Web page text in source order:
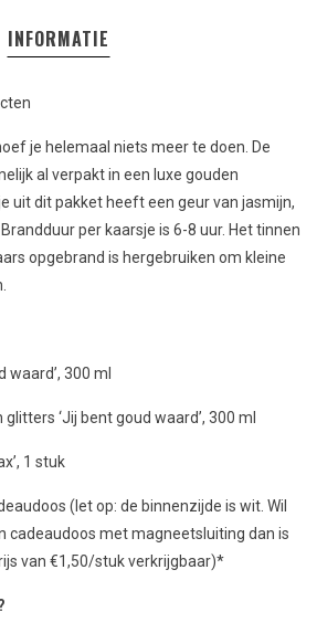
INFORMATIE
je helemaal niets meer te doen. De
al verpakt in een luxe gouden
uit dit pakket heeft een geur van jasmijn,
per kaarsje is 6-8 uur. Het tinnen
opgebrand is hergebruiken om kleine
waard’, 300 ml
‘Jij bent goud waard’, 300 ml
1 stuk
(let op: de binnenzijde is wit. Wil
cadeaudoos met magneetsluiting dan is
van €1,50/stuk verkrijgbaar)*